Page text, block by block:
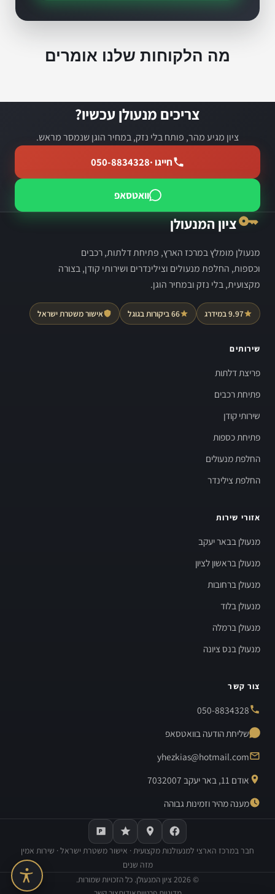
מה הלקוחות שלנו אומרים
צריכים מנעולן עכשיו?
ציון מגיע מהר, פותח בלי נזק, במחיר הוגן שנמסר מראש.
חייגו ·050-8834328
וואטסאפ
ציון המנעולן
מנעולן מומלץ במרכז הארץ, פתיחת דלתות, רכבים
וכספות, החלפת מנעולים וצילינדרים ושירותי קודן, בצורה
מקצועית, בלי נזק ובמחיר הוגן.
9.97 במידרג 66 ביקורות בגוגל אישור משטרת ישראל
שירותים
פריצת דלתות
פתיחת רכבים
שירותי קודן
פתיחת כספות
החלפת מנעולים
החלפת צילינדר
אזורי שירות
מנעולן בבאר יעקב
מנעולן בראשון לציון
מנעולן ברחובות
מנעולן בלוד
מנעולן ברמלה
מנעולן בנס ציונה
צור קשר
050-8834328
שליחת הודעה בוואטסאפ
yhezkias@hotmail.com
אודם 11, באר יעקב 7032007
מענה מהיר וזמינות גבוהה
חבר במרכז הארצי למנעולנות מקצועית · אישור משטרת ישראל · שירות אמין
מזה שנים
©
2026 ציון המנעולן. כל הזכויות שמורות.